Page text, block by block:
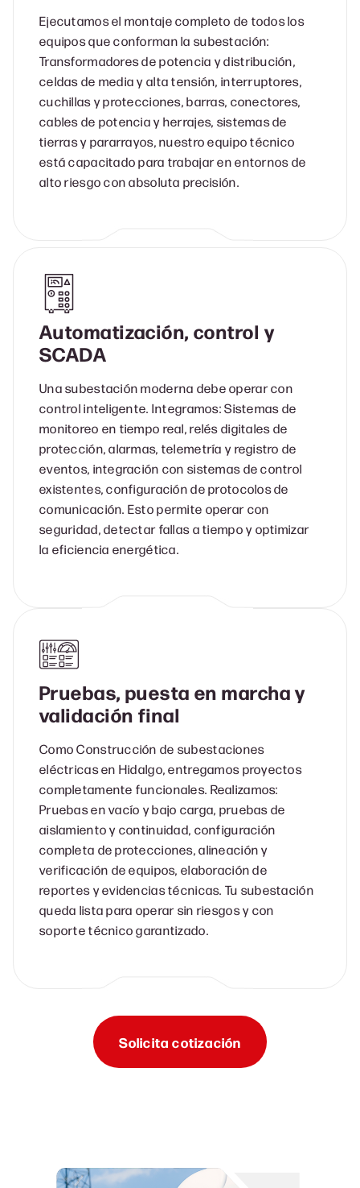
Ejecutamos el montaje completo de todos los
equipos que conforman la subestación:
Transformadores de potencia y distribución,
celdas de media y alta tensión, interruptores,
cuchillas y protecciones, barras, conectores,
cables de potencia y herrajes, sistemas de
tierras y pararrayos, nuestro equipo técnico
está capacitado para trabajar en entornos de
alto riesgo con absoluta precisión.
Automatización, control y
SCADA
Una subestación moderna debe operar con
control inteligente. Integramos: Sistemas de
monitoreo en tiempo real, relés digitales de
protección, alarmas, telemetría y registro de
eventos, integración con sistemas de control
existentes, configuración de protocolos de
comunicación. Esto permite operar con
seguridad, detectar fallas a tiempo y optimizar
la eficiencia energética.
Pruebas, puesta en marcha y
validación final
Como Construcción de subestaciones
eléctricas en Hidalgo, entregamos proyectos
completamente funcionales. Realizamos:
Pruebas en vacío y bajo carga, pruebas de
aislamiento y continuidad, configuración
completa de protecciones, alineación y
verificación de equipos, elaboración de
reportes y evidencias técnicas. Tu subestación
queda lista para operar sin riesgos y con
soporte técnico garantizado.
Solicita cotización